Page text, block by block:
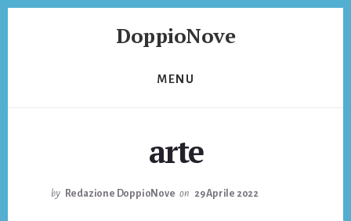
DoppioNove
MENU
arte
by Redazione DoppioNove on 29 Aprile 2022